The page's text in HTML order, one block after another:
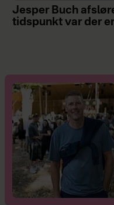
Jesper Buch
tidspunkt var der